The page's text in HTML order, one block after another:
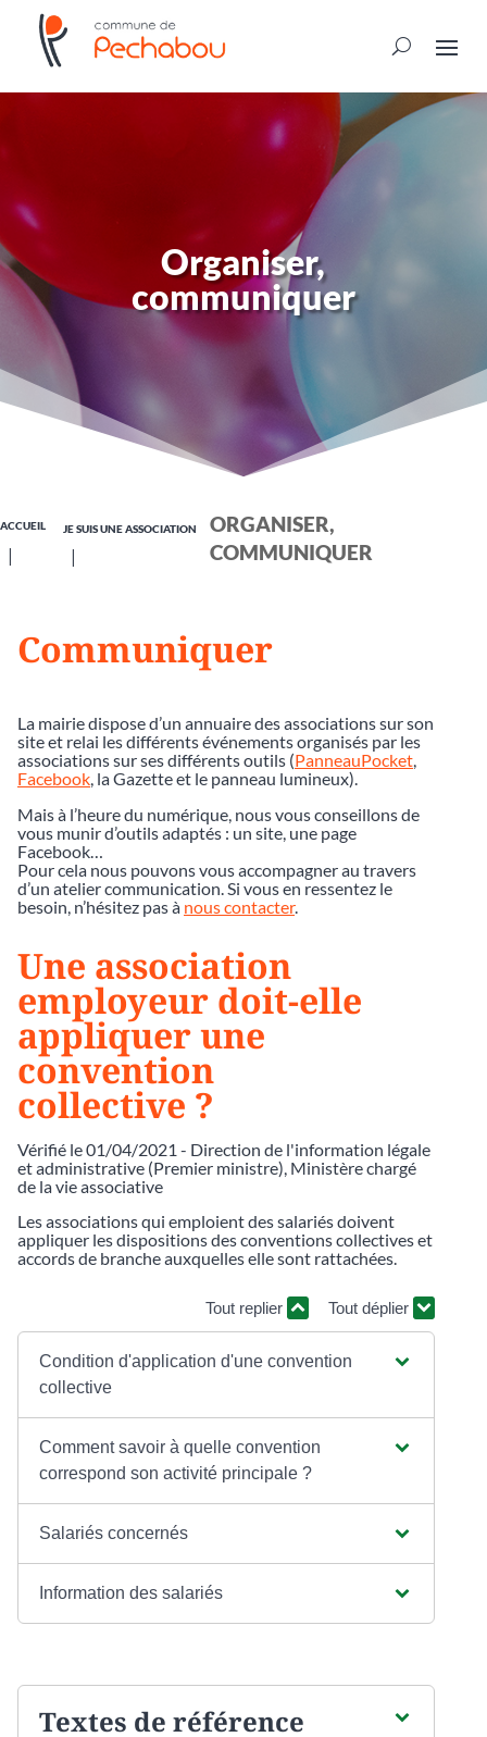
Organiser,
communiquer
ACCUEIL JE SUIS UNE ASSOCIATION
ORGANISER,
COMMUNIQUER
Communiquer
La mairie dispose d’un annuaire des associations sur son
site et relai les différents événements organisés par les
associations sur ses différents outils (PanneauPocket
Facebook , la Gazette et le panneau lumineux).
Mais à l’heure du numérique, nous vous conseillons de
vous munir d’outils adaptés : un site, une page
Facebook…
Pour cela nous pouvons vous accompagner au travers
d’un atelier communication. Si vous en ressentez le
besoin, n’hésitez pas à nous contacter.
Une association
employeur doit-elle
appliquer une
convention
collective ?
Vérifié le 01/04/2021 - Direction de l'information légale
et administrative (Premier ministre), Ministère chargé
de la vie associative
Les associations qui emploient des salariés doivent
appliquer les dispositions des conventions collectives et
accords de branche auxquelles elle sont rattachées.
Tout replier Tout déplier
Condition d'application d'une convention
collective
Comment savoir à quelle convention
correspond son activité principale ?
Salariés concernés
Information des salariés
Textes de référence